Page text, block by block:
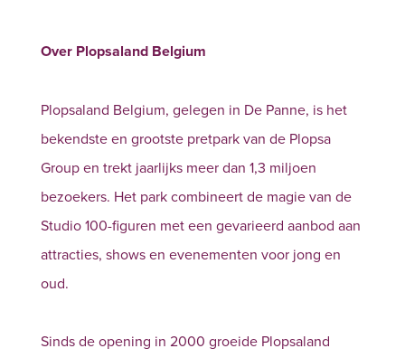
Over Plopsaland Belgium
Plopsaland Belgium, gelegen in De Panne, is het
bekendste en grootste pretpark van de Plopsa
Group en trekt jaarlijks meer dan 1,3 miljoen
bezoekers. Het park combineert de magie van de
Studio 100-figuren met een gevarieerd aanbod aan
attracties, shows en evenementen voor jong en
oud.
Sinds de opening in 2000 groeide Plopsaland